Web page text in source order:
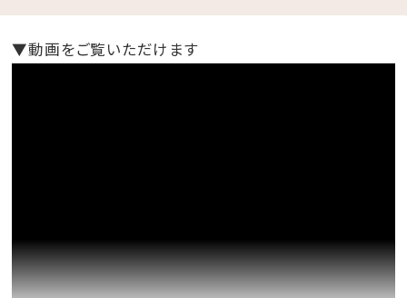
▼動画をご覧いただけます